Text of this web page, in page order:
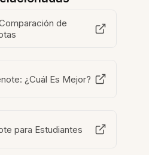
de
¿Cuál Es Mejor?
para Estudiantes